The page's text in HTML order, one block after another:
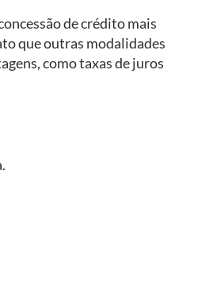
de crédito mais
que outras modalidades
como taxas de juros